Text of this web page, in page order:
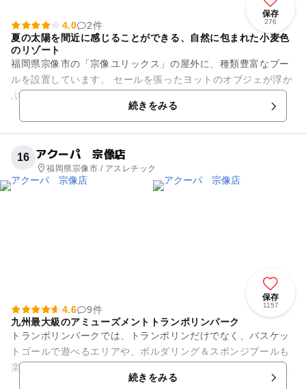
保存
276
4.0
2件
夏の太陽を間近に感じることができる、自然に包まれた小麦色
のリゾート
福岡県宗像市の「宗像ユリックス」の屋外に、種類豊富なプー
ルを設置しています。 セールを張ったヨットのオブジェが浮か
ぶ1周200メートルの流水プール、4枚の葉っぱごとに水深が違
続きをみる
16 アクーパ 宗像店
福岡県宗像市 / アスレチック
保存
1157
4.6
9件
九州最大級のアミューズメントトランポリンパーク
トランポリンパークでは、トランポリンだけでなく、バスケッ
トゴールで遊べるエリアや、ボルダリング＆スポンジプールも
楽しめます！ キッズパークには、人気のネット遊具をメイン
に、大きなブロックで遊べ...続きをみる